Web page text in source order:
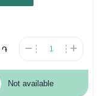
֏
Not available